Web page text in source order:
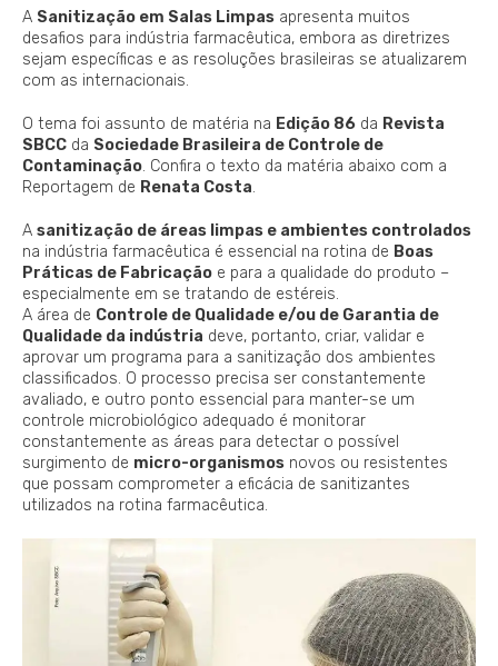
A Sanitização em Salas Limpas apresenta muitos
desafios para indústria farmacêutica, embora as diretrizes
sejam específicas e as resoluções brasileiras se atualizarem
com as internacionais.
O tema foi assunto de matéria na Edição 86 da Revista
SBCC da Sociedade Brasileira de Controle de
Contaminação. Confira o texto da matéria abaixo com a
Reportagem de Renata Costa.
A sanitização de áreas limpas e ambientes controlados
na indústria farmacêutica é essencial na rotina de Boas
Práticas de Fabricação e para a qualidade do produto –
especialmente em se tratando de estéreis.
A área de Controle de Qualidade e/ou de Garantia de
Qualidade da indústria deve, portanto, criar, validar e
aprovar um programa para a sanitização dos ambientes
classificados. O processo precisa ser constantemente
avaliado, e outro ponto essencial para manter-se um
controle microbiológico adequado é monitorar
constantemente as áreas para detectar o possível
surgimento de micro-organismos novos ou resistentes
que possam comprometer a eficácia de sanitizantes
utilizados na rotina farmacêutica.